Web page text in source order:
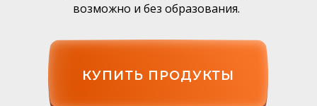
возможно и без образования.
КУПИТЬ ПРОДУКТЫ